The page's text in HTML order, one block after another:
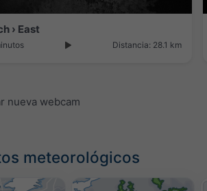
› East
Distancia: 28.1 km
nueva webcam
meteorológicos